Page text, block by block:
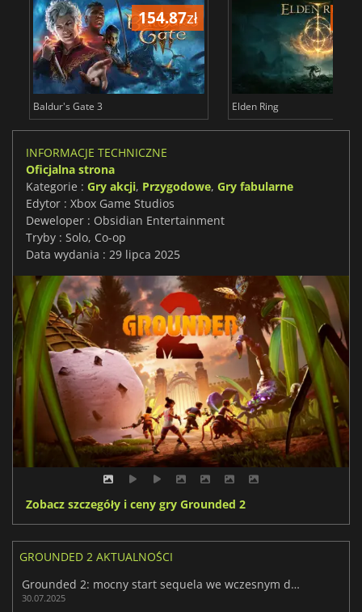
154.87zł
Baldur's Gate 3 Elden Ring
INFORMACJE TECHNICZNE
Oficjalna strona
Kategorie : Gry akcji, Przygodowe, Gry fabularne
Edytor : Xbox Game Studios
Deweloper : Obsidian Entertainment
Tryby : Solo, Co-op
Data wydania : 29 lipca 2025
Zobacz szczegóły i ceny gry Grounded 2
GROUNDED 2 AKTUALNOŚCI
Grounded 2: mocny start sequela we wczesnym dostępie
30.07.2025